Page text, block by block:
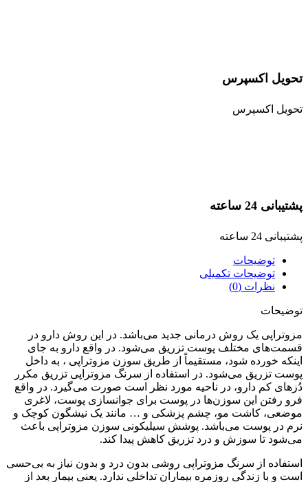
تحویل اکسپرس
تحویل اکسپرس
پشتیبانی 24 ساعته
پشتیبانی 24 ساعته
توضیحات
توضیحات تکمیلی
نظرات (0)
توضیحات
مزوتراپی یک روش درمانی جدید می‌باشد. در این روش دارو در
قسمت‌های مختلف پوست تزریق می‌شود. در واقع دارو به جای
اینکه خورده شود، مستقیماً از طریق سوزن مزوتراپی ، به داخل
پوست تزریق می‌شود. در استفاده از سرنگ مزوتراپی تزریق مکرر
دُزهای کم دارو، در ناحیه مورد نظر است صورت می‌گیرد. در واقع
فرو رفتن این سوزن‌ها در پوست برای جوانسازی پوست، لاغری
موضعی، کاشت مو، چشم پزشکی و … مانند یک نیشگون کوچک و
نرم در پوست می‌باشد. پوشش سیلیکونی سوزن مزوتراپی باعث
می‌شود تا سوزش و درد تزریق کاهش پیدا کند.
استفاده از سرنگ مزوتراپی روشی بدون درد و بدون نیاز به بی‌حسی
است و با زندگی روزمره بیماران تداخلی ندارد. یعنی بیمار بعد از